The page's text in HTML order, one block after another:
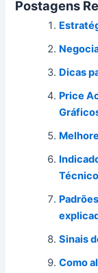
Postagens
Dicas
Price
Sinais
Como